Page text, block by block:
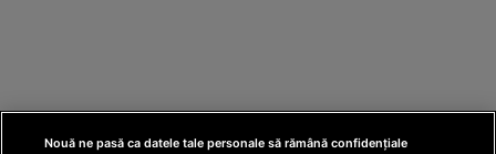
Nouă ne pasă ca datele tale personale să rămână confidențiale